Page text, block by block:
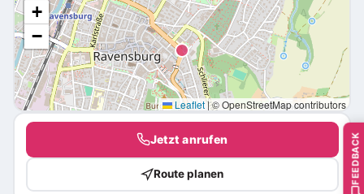
+
−
Leaflet|© OpenStreetMap contributors
Jetzt anrufen
Route planen FEEDBACK